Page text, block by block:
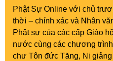
Phật Sự Online với chủ
thời – chính xác và Nhân
Phật sự của các cấp Giáo
nước cùng các chương
chư Tôn đức Tăng, Ni